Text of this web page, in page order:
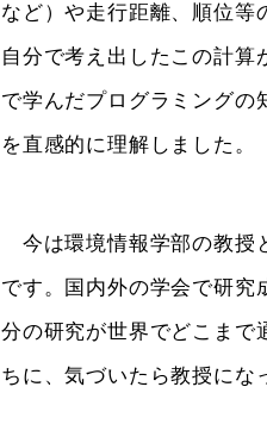
など）や走行距離、順位等
自分で考え出したこの計算
で学んだプログラミングの
を直感的に理解しました。
今は環境情報学部の教授
です。国内外の学会で研究
分の研究が世界でどこまで
ちに、気づいたら教授に